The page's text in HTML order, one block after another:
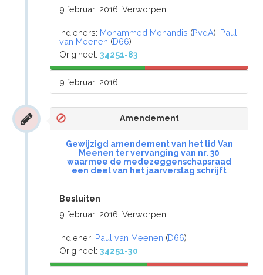
9 februari 2016: Verworpen.
Indieners: Mohammed Mohandis (PvdA), Paul
van Meenen (D66)
Origineel:34251-83
9 februari 2016
Amendement
Gewijzigd amendement van het lid Van
Meenen ter vervanging van nr. 30
waarmee de medezeggenschapsraad
een deel van het jaarverslag schrijft
Besluiten
9 februari 2016: Verworpen.
Indiener: Paul van Meenen (D66)
Origineel:34251-30